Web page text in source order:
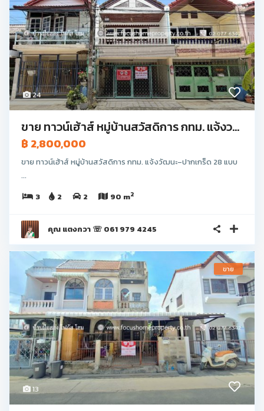
24
ขาย ทาวน์เฮ้าส์ หมู่บ้านสวัสดิการ กทม. แจ้งว...
฿ 2,800,000
ขาย ทาวน์เฮ้าส์ หมู่บ้านสวัสดิการ กทม. แจ้งวัฒนะ–ปากเกร็ด 28 แบบ
...
3
2 2 90 m2
คุณ แตงกวา ☏ 061 979 4245
13
ขาย